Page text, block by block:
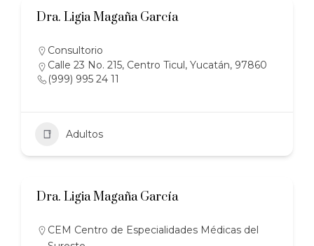
Dra. Ligia Magaña García
Consultorio
Calle 23 No. 215, Centro Ticul, Yucatán, 97860
(999) 995 24 11
Adultos
Dra. Ligia Magaña García
CEM Centro de Especialidades Médicas del